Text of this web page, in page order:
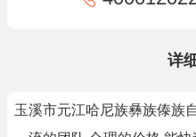
详
玉溪市元江哈尼族彝族傣族